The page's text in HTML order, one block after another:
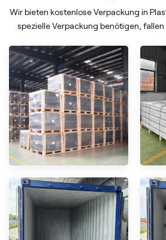
Wir bieten kostenlose Verpackung in
spezielle Verpackung benötigen, fallen